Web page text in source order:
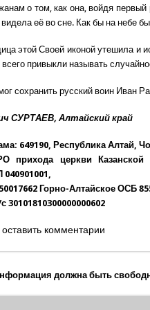
о том, как она, войдя
её во сне. Как бы на небе
этой Своей иконой утешила
привыкли называть
сохранить русский воин Иван
СУРТАЕВ, Алтайский край
649190, Республика Алтай,
прихода церкви
040901001,
Горно-Алтайское ОСБ
30101810300000000602
комментарии
должна быть